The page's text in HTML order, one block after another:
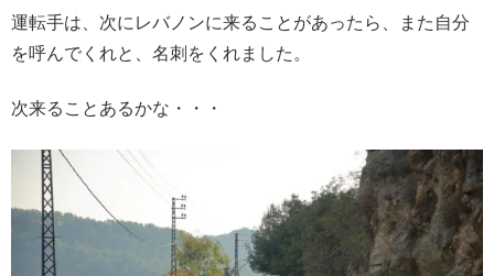
運転手は、次にレバノンに来ることがあったら、また自分
を呼んでくれと、名刺をくれました。
次来ることあるかな・・・